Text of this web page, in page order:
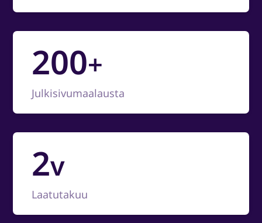
200+
Julkisivumaalausta
2v
Laatutakuu